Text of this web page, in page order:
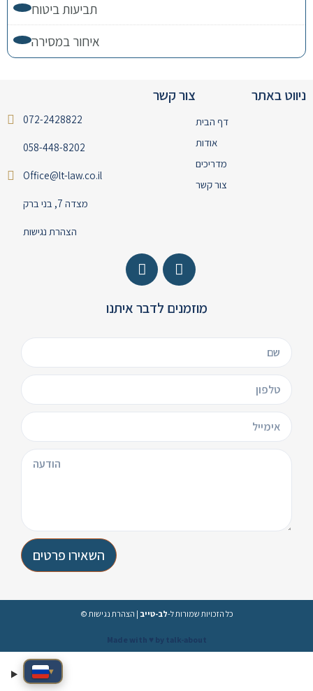
תביעות ביטוח
איחור במסירה
צור קשר
072-2428822
058-448-8202
Office@lt-law.co.il
מצדה 7, בני ברק
הצהרת נגישות
ניווט באתר
דף הבית
אודות
מדריכים
צור קשר
מוזמנים לדבר איתנו
השאירו פרטים
© כל הזכויות שמורות ל-לב-טייב | הצהרת נגישות
Made with ♥️ by talk-about
▾